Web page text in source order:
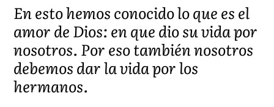
En esto hemos conocido lo que es el
amor de Dios: en que dio su vida por
nosotros. Por eso también nosotros
debemos dar la vida por los
hermanos.